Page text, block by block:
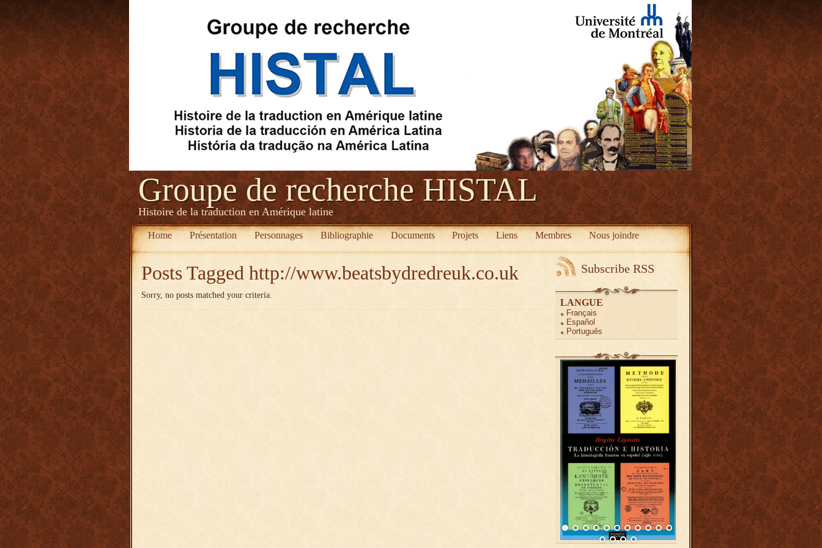
Groupe de recherche HISTAL
Histoire de la traduction en Amérique latine
Home Présentation Personnages Bibliographie Documents Projets Liens Membres Nous joindre
Posts Tagged http://www.beatsbydredreuk.co.uk
Sorry, no posts matched your criteria.
Subscribe RSS
LANGUE
Français
Español
Português